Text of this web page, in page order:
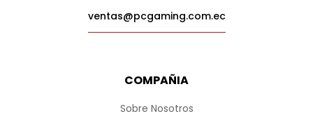
COMPAÑIA
Sobre Nosotros
ventas@pcgaming.com.ec